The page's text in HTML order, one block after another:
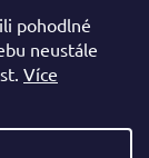
pohodlné
neustále
Více